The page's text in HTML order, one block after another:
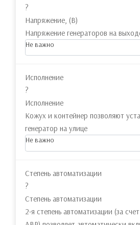
?
Напряжение, (В)
Напряжение генераторов на
Не важно
Исполнение
?
Исполнение
Кожух и контейнер позволяют
генератор на
Не важно
Степень автоматизации
?
Степень автоматизации
2-я степень автоматизации (за